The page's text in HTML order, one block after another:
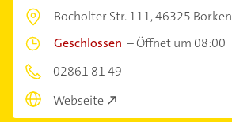
Bocholter Str. 111,46325 Borken
Geschlossen –Öffnet um 08:00
02861 81 49
Webseite